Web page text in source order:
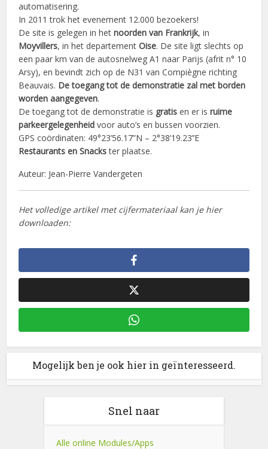
automatisering.
In 2011 trok het evenement 12.000 bezoekers!
De site is gelegen in hetnoorden van Frankrijk, in
Moyvillers, in het departementOise. De site ligt slechts op
een paar km van de autosnelweg A1 naar Parijs (afrit n° 10
Arsy), en bevindt zich op de N31 van Compiègne richting
Beauvais. De toegang tot de demonstratie zal met borden
worden aangegeven.
De toegang tot de demonstratie is gratis en er isruime
parkeergelegenheid voor auto’s en bussen voorzien.
GPS coördinaten: 49°23’56.17”N – 2°38’19.23’’E
Restaurants en Snackster plaatse.
Auteur: Jean-Pierre Vandergeten
Het volledige artikel met cijfermateriaal kan je hier
downloaden:
Mogelijk ben je ook hier in geïnteresseerd.
Snel naar
Alle online Modules/Apps